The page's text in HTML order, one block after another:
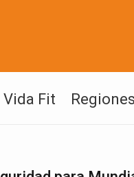
Vida Fit